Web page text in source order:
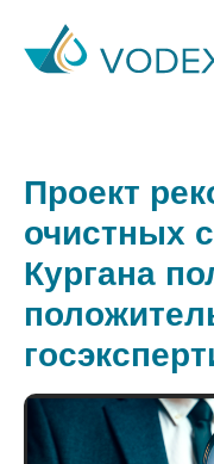
Проект
очистных
Кургана